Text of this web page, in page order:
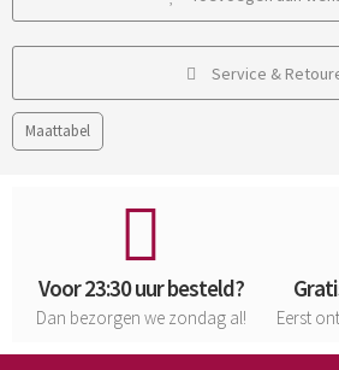
Service &
Maattabel
Voor 23:30 uur besteld?
Dan bezorgen we zondag al! Eerst